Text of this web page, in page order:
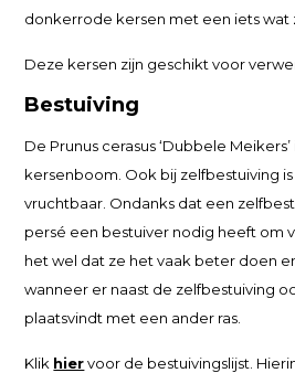
donkerrode kersen met een iets wat
Deze kersen zijn geschikt voor
Bestuiving
De Prunus cerasus ‘Dubbele
kersenboom. Ook bij zelfbestuiving
vruchtbaar. Ondanks dat een
persé een bestuiver nodig heeft om
het wel dat ze het vaak beter doen
wanneer er naast de zelfbestuiving
plaatsvindt met een ander ras.
Klik hiervoor de bestuivingslijst.